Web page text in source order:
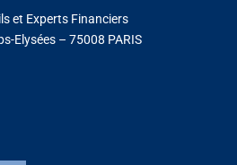
et Experts Financiers
Elysées – 75008 PARIS